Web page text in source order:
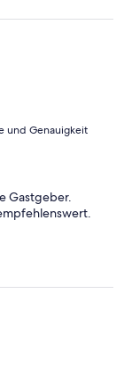
und Genauigkeit
Gastgeber.